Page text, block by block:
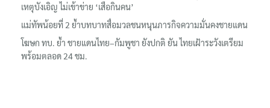
เหตุบังเอิญ ไม่เข้าข่าย ‘เสือกินคน’
แม่ทัพน้อยที่ 2 ย้ำบทบาทสื่อมวลชนหนุนภารกิจความมั่นคงชายแดน
โฆษก ทบ. ย้ำ ชายแดนไทย–กัมพูชา ยังปกติ ยัน ไทยเฝ้าระวังเตรียม
พร้อมตลอด 24 ชม.